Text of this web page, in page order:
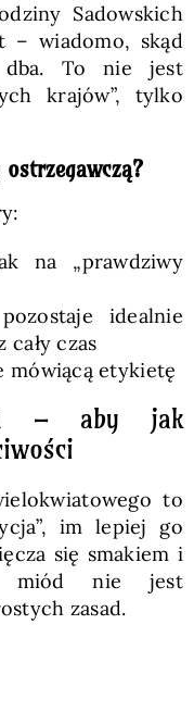
Sadowskich
– wiadomo, skąd
To nie jest
krajów”, tylko
na „prawdziwy
idealnie
czas
mówiącą etykietę
– aby jak
to
im lepiej go
się smakiem i
miód nie jest
zasad.